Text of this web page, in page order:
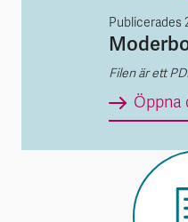
Publicerades
Filen är ett
Öppna